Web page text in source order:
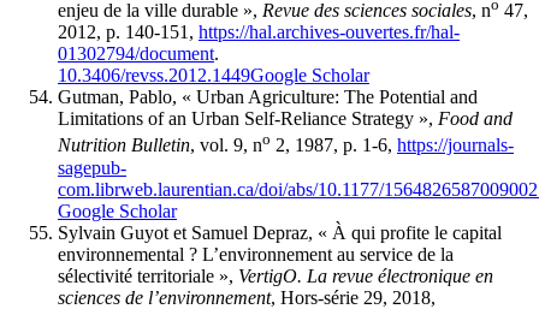
enjeu de la ville durable », Revue des sciences sociales, no 47,
2012, p. 140-151, https://hal.archives-ouvertes.fr/hal-
01302794/document.
10.3406/revss.2012.1449Google Scholar
Gutman, Pablo, « Urban Agriculture: The Potential and
Limitations of an Urban Self-Reliance Strategy », Food and
Nutrition Bulletin, vol. 9, no 2, 1987, p. 1-6, https://journals-
sagepub-
com.librweb.laurentian.ca/doi/abs/10.1177/
Google Scholar
Sylvain Guyot et Samuel Depraz, « À qui profite le capital
environnemental ? L’environnement au service de la
sélectivité territoriale », VertigO. La revue électronique en
sciences de l’environnement, Hors-série 29, 2018,